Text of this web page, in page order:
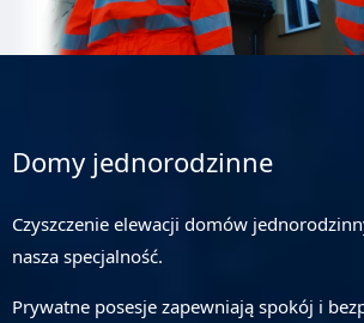
Domy jednorodzinne
Czyszczenie elewacji domów
nasza specjalność.
Prywatne posesje zapewniają spokój i